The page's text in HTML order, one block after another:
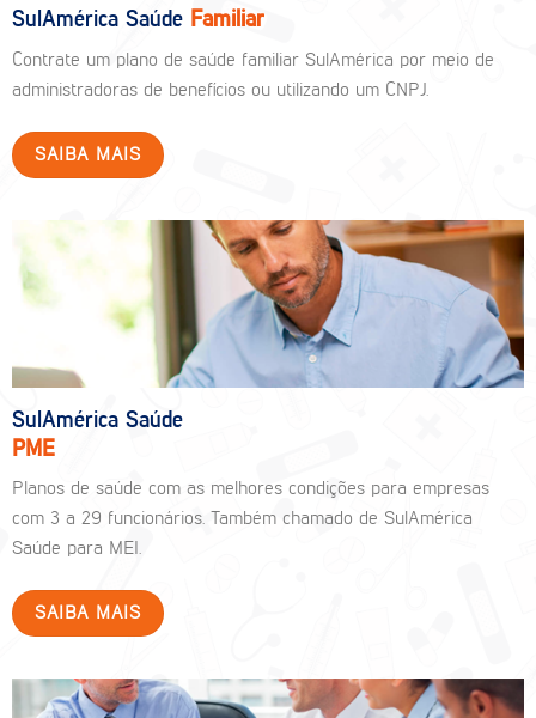
SulAmérica Saúde Familiar
Contrate um plano de saúde familiar SulAmérica por meio de
administradoras de benefícios ou utilizando um CNPJ.
SAIBA MAIS
SulAmérica Saúde
PME
Planos de saúde com as melhores condições para empresas
com 3 a 29 funcionários. Também chamado de SulAmérica
Saúde para MEI.
SAIBA MAIS